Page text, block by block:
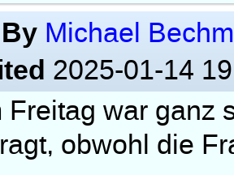
By Michael
2025-01-14
Freitag war ganz
obwohl die